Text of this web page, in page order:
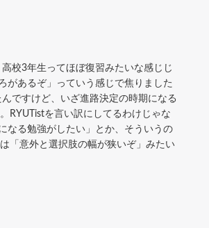
校3年生ってほぼ復習みたいな感じじ
があるぞ」っていう感じで焦りました
ですけど、いざ進路決定の時期になる
RYUTistを言い訳にしてるわけじゃな
なる勉強がしたい」とか、そういうの
「意外と選択肢の幅が狭いぞ」みたい